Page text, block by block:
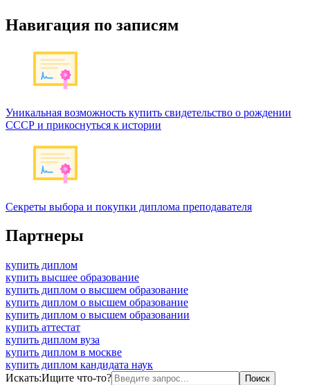
Навигация по записям
Уникальная возможность купить свидетельство о рождении
СССР и прикоснуться к истории
Секреты выбора и покупки диплома преподавателя
Партнеры
купить диплом
купить высшее образование
купить диплом о высшем образование
купить диплом о высшем образование
купить диплом о высшем образовании
купить аттестат
купить диплом вуза
купить диплом в москве
купить диплом кандидата наук
Искать:Ищите что-то?